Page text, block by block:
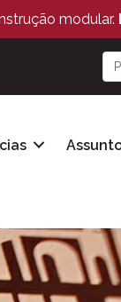
modular.